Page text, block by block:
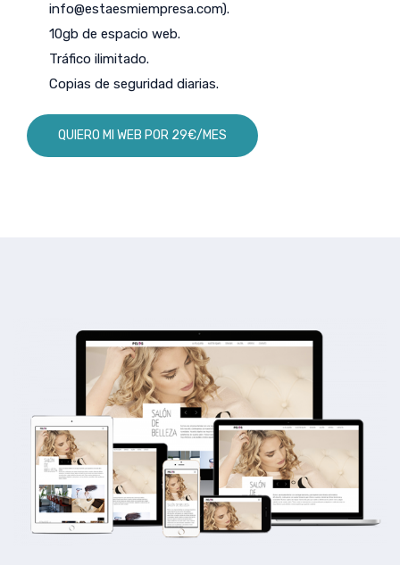
info@estaesmiempresa.com).
10gb de espacio web.
Tráfico ilimitado.
Copias de seguridad diarias.
QUIERO MI WEB POR 29€/MES